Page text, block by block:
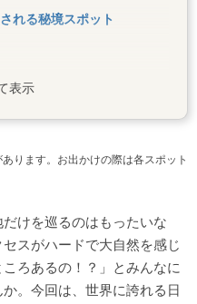
れる秘境スポット
表示
ります。お出かけの際は各スポット
けを巡るのはもったいな
スがハードで大自然を感じ
ろあるの！？」とみんなに
。今回は、世界に誇れる日